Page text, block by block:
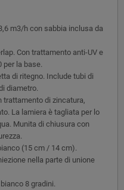
m3/h con sabbia inclusa da
Con trattamento anti-UV e
la base.
di ritegno. Include tubi di
diametro.
trattamento di zincatura,
La lamiera è tagliata per lo
Munita di chiusura con
(15 cm / 14 cm).
nella parte di unione
8 gradini.